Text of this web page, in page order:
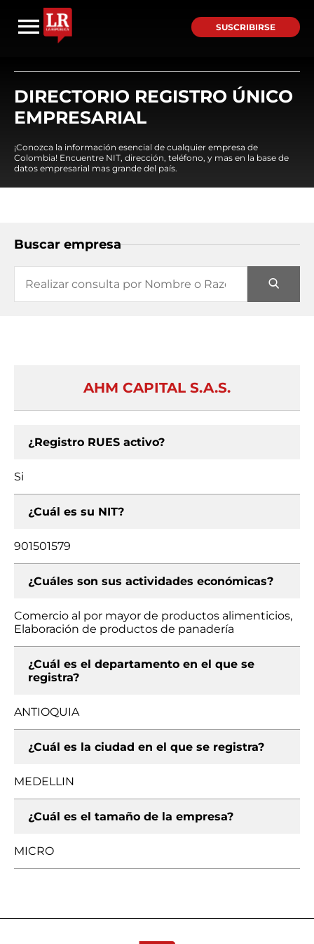
SUSCRIBIRSE
DIRECTORIO REGISTRO ÚNICO
EMPRESARIAL
¡Conozca la información esencial de cualquier empresa de
Colombia! Encuentre NIT, dirección, teléfono, y mas en la base de
datos empresarial mas grande del país.
Buscar empresa
AHM CAPITAL S.A.S.
¿Registro RUES activo?
Si
¿Cuál es su NIT?
901501579
¿Cuáles son sus actividades económicas?
Comercio al por mayor de productos alimenticios,
Elaboración de productos de panadería
¿Cuál es el departamento en el que se
registra?
ANTIOQUIA
¿Cuál es la ciudad en el que se registra?
MEDELLIN
¿Cuál es el tamaño de la empresa?
MICRO